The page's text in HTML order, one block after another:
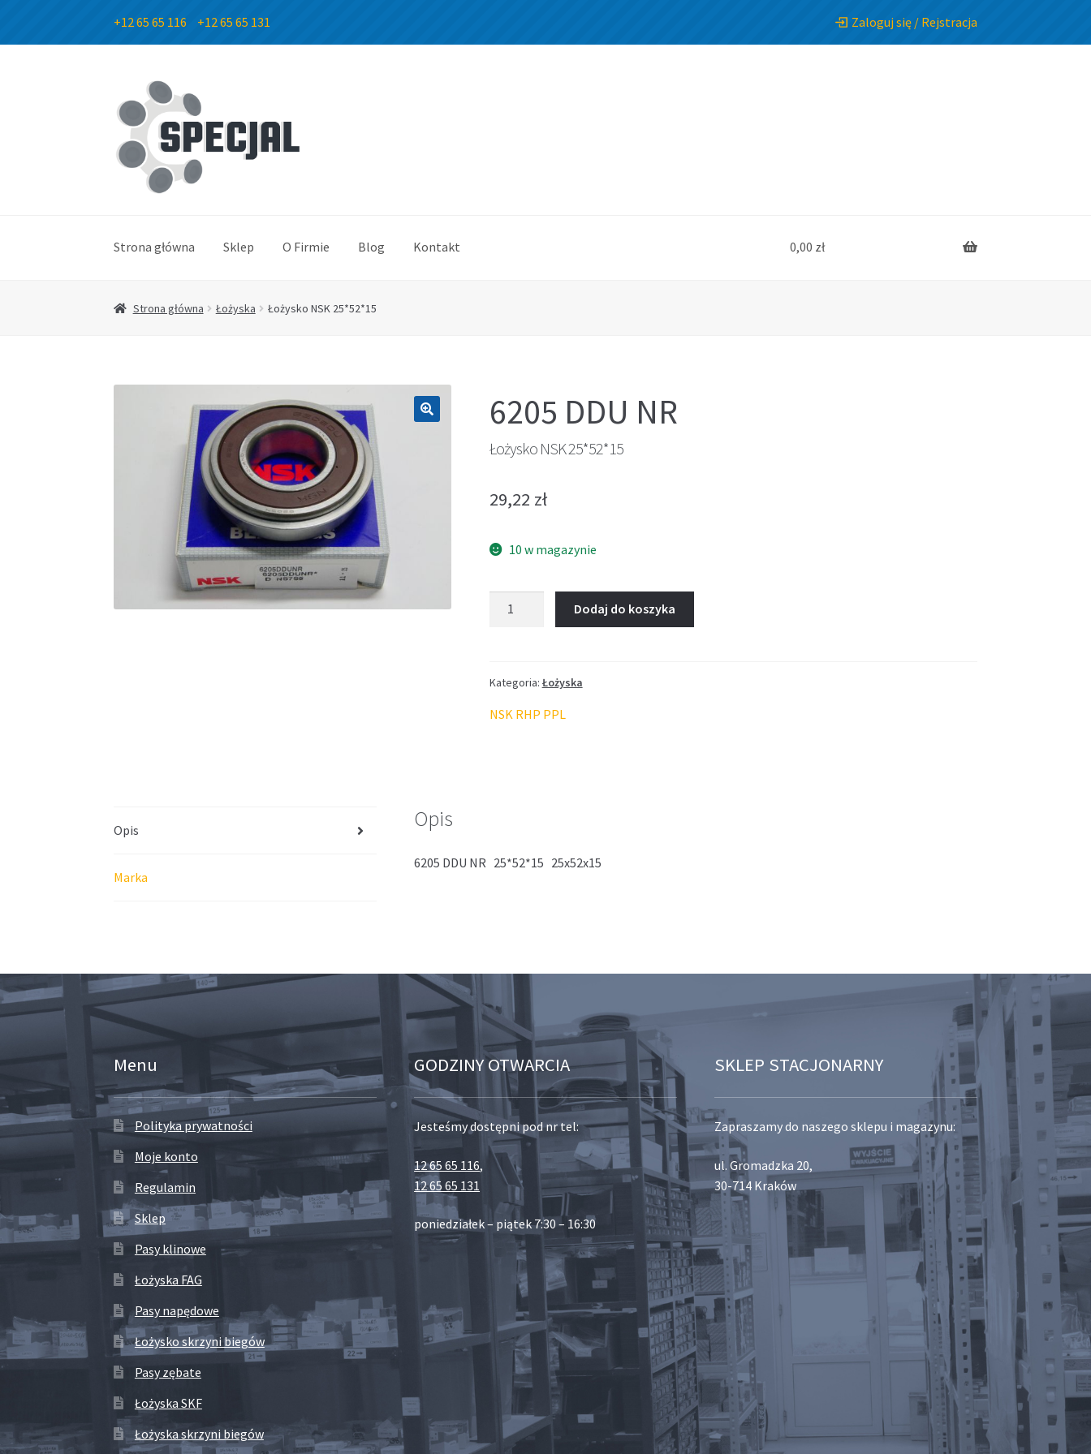
+12 65 65 116 +12 65 65 131 Zaloguj się / Rejstracja
Przejdź
do
nawigacji
Przejdź
do
treści
Strona główna Sklep O Firmie Blog Kontakt 0,00 zł
Strona główna Łożyska Łożysko NSK 25*52*15
6205 DDU NR
Łożysko NSK 25*52*15
29,22 zł
10 w magazynie
Dodaj do koszyka
Kategoria: Łożyska
NSK RHP PPL
Opis
Marka
Opis
6205 DDU NR 25*52*15 25x52x15
Menu
Polityka prywatności
Moje konto
Regulamin
Sklep
Pasy klinowe
Łożyska FAG
Pasy napędowe
Łożysko skrzyni biegów
Pasy zębate
Łożyska SKF
Łożyska skrzyni biegów
GODZINY OTWARCIA
Jesteśmy dostępni pod nr tel:
12 65 65 116,
12 65 65 131
poniedziałek – piątek 7:30 – 16:30
SKLEP STACJONARNY
Zapraszamy do naszego sklepu i magazynu:
ul. Gromadzka 20,
30-714 Kraków